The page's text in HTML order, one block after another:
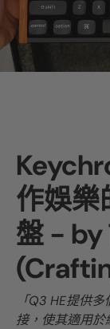
作娛樂
盤 - by
「Q3 HE提供
接，使其適用